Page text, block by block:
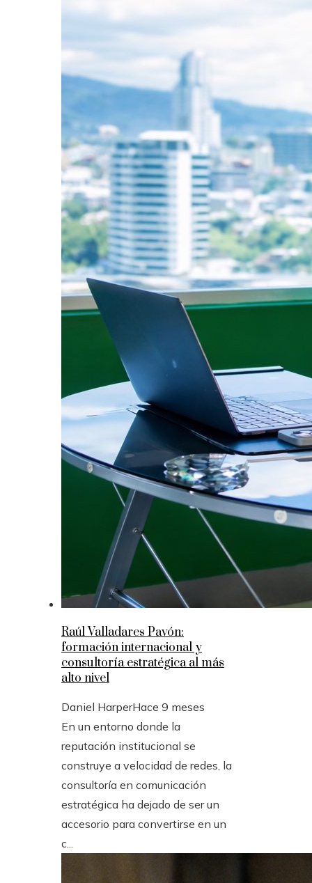
Raúl Valladares Pavón:
formación internacional y
consultoría estratégica al más
alto nivel
Daniel HarperHace 9 meses
En un entorno donde la
reputación institucional se
construye a velocidad de redes, la
consultoría en comunicación
estratégica ha dejado de ser un
accesorio para convertirse en un
c...